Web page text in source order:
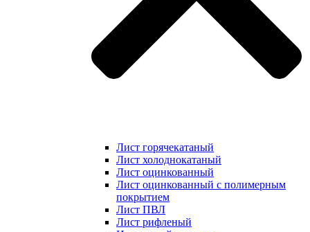
Лист горячекатаный
Лист холоднокатаный
Лист оцинкованный
Лист оцинкованный с полимерным
покрытием
Лист ПВЛ
Лист рифленый